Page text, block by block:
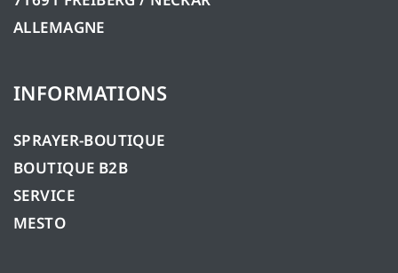
ALLEMAGNE
INFORMATIONS
SPRAYER-BOUTIQUE
BOUTIQUE B2B
SERVICE
MESTO